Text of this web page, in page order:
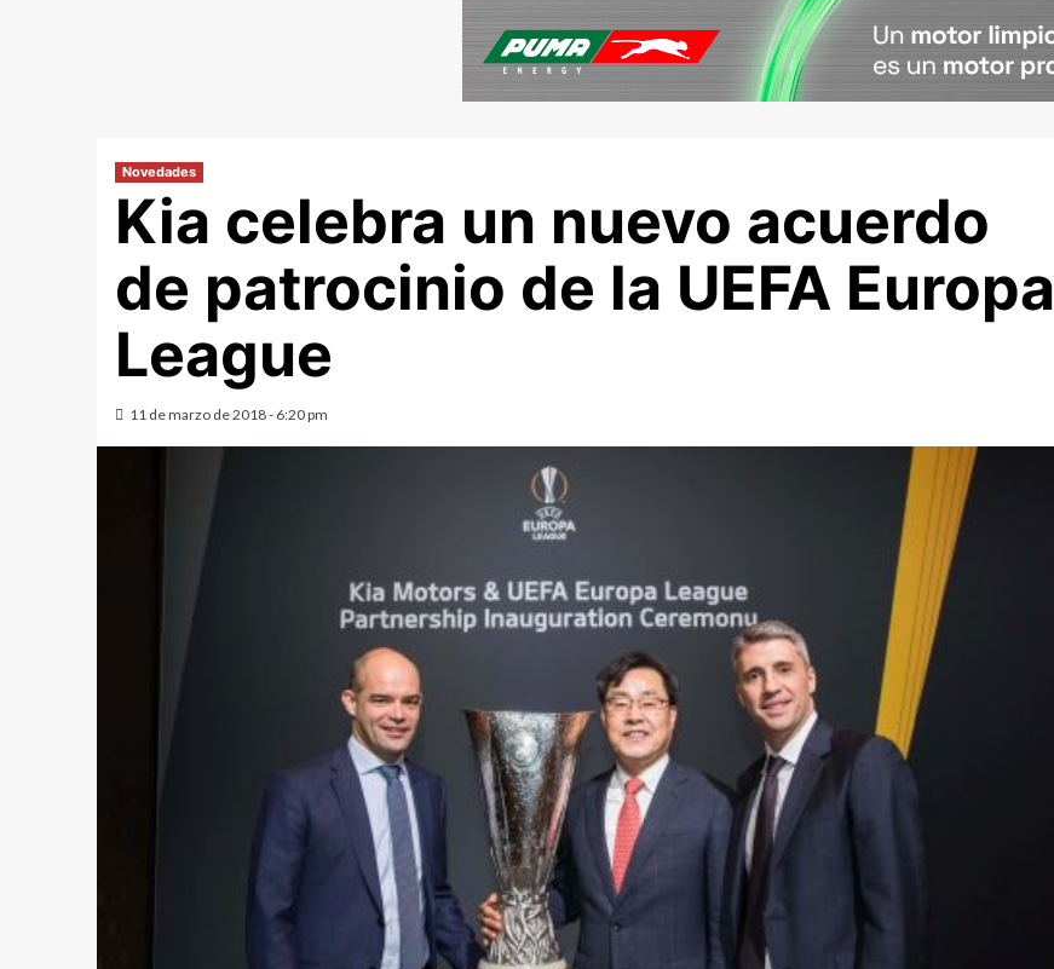
Novedades
Kia celebra un nuevo acuerdo
de patrocinio de la UEFA Europa
League
11 de marzo de 2018 - 6:20 pm